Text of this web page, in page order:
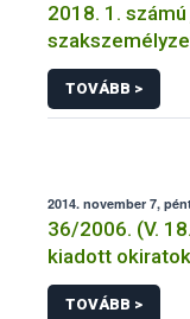
2018. 1.
TOVÁBB >
2014. november 7,
36/2006. (V.
kiadott okiratok
TOVÁBB >